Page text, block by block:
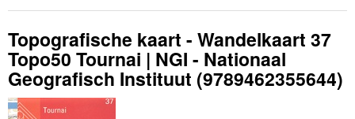
Topografische kaart - Wandelkaart 37
Topo50 Tournai | NGI - Nationaal
Geografisch Instituut (9789462355644)